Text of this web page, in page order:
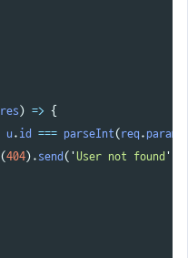
res ) => {
u . id === parseInt( req . params
(404).send ( 'User not found '